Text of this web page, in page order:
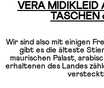
VERA MIDIKLEID
TASCHEN
Wir sind also mit einigen
gibt es die älteste
maurischen Palast,
erhaltenen des Landes